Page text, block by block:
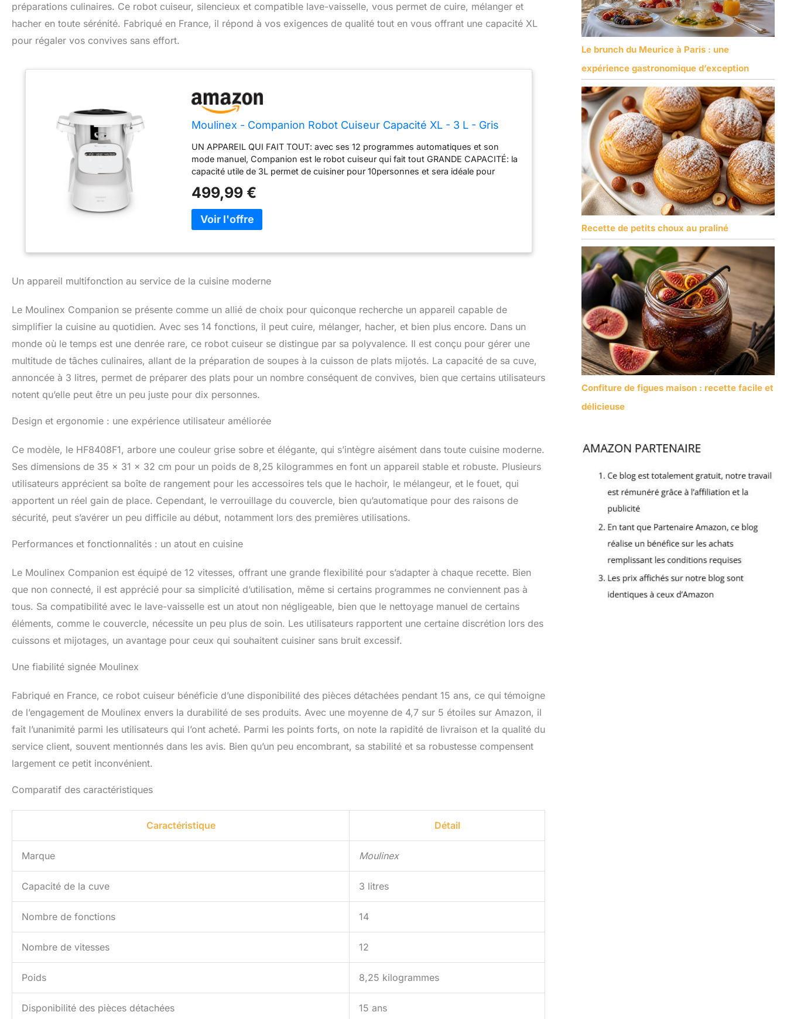
préparations culinaires. Ce robot cuiseur, silencieux et compatible lave-vaisselle, vous permet de cuire, mélanger et
hacher en toute sérénité. Fabriqué en France, il répond à vos exigences de qualité tout en vous offrant une capacité XL
pour régaler vos convives sans effort.
Moulinex - Companion Robot Cuiseur Capacité XL - 3 L - Gris
UN APPAREIL QUI FAIT TOUT: avec ses 12 programmes automatiques et son
mode manuel, Companion est le robot cuiseur qui fait tout GRANDE CAPACITÉ: la
capacité utile de 3L permet de cuisiner pour 10personnes et sera idéale pour
famille et amis SILENCIEUX: Le robot cuiseur le plus silencieux (par rapport aux
modèles les plus vendus, d'après des tests externes réalisés selon une norme
internationale) ACCÈS À L'APPLICATION MOULINEX: découvrez une infinité de
recettes, sauvegardez vos recettes préférées et créez vos listes de courses
également de trouver l'inspiration et de réduire vos déchets RÉPARABILITÉ 15ANS
réseau de 6200réparateurs dans le monde, pour contribuer à la protection de
VOUS!): utilisez l'application pour essayer et réussir de nouvelles recettes FACILE
À NETTOYER ET À RANGER: profitez d'un nettoyage et d'une organisation sans
effort grâce à un design compatible lave-vaisselle et facile à ranger UTILISATION
SÉCURISÉE: couvercle sécurisé qui se verrouille au démarrage, avec un compte à
rebours de 10secondes à la fin pour les programmes utilisant des
vitesses/températures élevées, afin de limiter les éclaboussures et de renforcer la
sécurité CONTENU: Companion, couteau hachoir, couteau pétrin/concasseur,
batteur, fouet, panier vapeur interne, spatule, boîte de rangement, accès à
par un laboratoire indépendant en conformité avec les normes ISO3744 et
499,99 €
Un appareil multifonction au service de la cuisine moderne
Le Moulinex Companion se présente comme un allié de choix pour quiconque recherche un appareil capable de
simplifier la cuisine au quotidien. Avec ses 14 fonctions, il peut cuire, mélanger, hacher, et bien plus encore. Dans un
monde où le temps est une denrée rare, ce robot cuiseur se distingue par sa polyvalence. Il est conçu pour gérer une
multitude de tâches culinaires, allant de la préparation de soupes à la cuisson de plats mijotés. La capacité de sa cuve,
annoncée à 3 litres, permet de préparer des plats pour un nombre conséquent de convives, bien que certains utilisateurs
notent qu’elle peut être un peu juste pour dix personnes.
Design et ergonomie : une expérience utilisateur améliorée
Ce modèle, le HF8408F1, arbore une couleur grise sobre et élégante, qui s’intègre aisément dans toute cuisine moderne.
Ses dimensions de 35 x 31 x 32 cm pour un poids de 8,25 kilogrammes en font un appareil stable et robuste. Plusieurs
utilisateurs apprécient sa boîte de rangement pour les accessoires tels que le hachoir, le mélangeur, et le fouet, qui
apportent un réel gain de place. Cependant, le verrouillage du couvercle, bien qu’automatique pour des raisons de
sécurité, peut s’avérer un peu difficile au début, notamment lors des premières utilisations.
Performances et fonctionnalités : un atout en cuisine
Le Moulinex Companion est équipé de 12 vitesses, offrant une grande flexibilité pour s’adapter à chaque recette. Bien
que non connecté, il est apprécié pour sa simplicité d’utilisation, même si certains programmes ne conviennent pas à
tous. Sa compatibilité avec le lave-vaisselle est un atout non négligeable, bien que le nettoyage manuel de certains
éléments, comme le couvercle, nécessite un peu plus de soin. Les utilisateurs rapportent une certaine discrétion lors des
cuissons et mijotages, un avantage pour ceux qui souhaitent cuisiner sans bruit excessif.
Une fiabilité signée Moulinex
Fabriqué en France, ce robot cuiseur bénéficie d’une disponibilité des pièces détachées pendant 15 ans, ce qui témoigne
de l’engagement de Moulinex envers la durabilité de ses produits. Avec une moyenne de 4,7 sur 5 étoiles sur Amazon, il
fait l’unanimité parmi les utilisateurs qui l’ont acheté. Parmi les points forts, on note la rapidité de livraison et la qualité du
service client, souvent mentionnés dans les avis. Bien qu’un peu encombrant, sa stabilité et sa robustesse compensent
largement ce petit inconvénient.
Comparatif des caractéristiques
Caractéristique Détail
Marque Moulinex
Capacité de la cuve 3 litres
Nombre de fonctions 14
Nombre de vitesses 12
Poids 8,25 kilogrammes
Disponibilité des pièces détachées 15 ans
Le brunch du Meurice à Paris : une
expérience gastronomique d’exception
Recette de petits choux au praliné
Confiture de figues maison : recette facile et
délicieuse